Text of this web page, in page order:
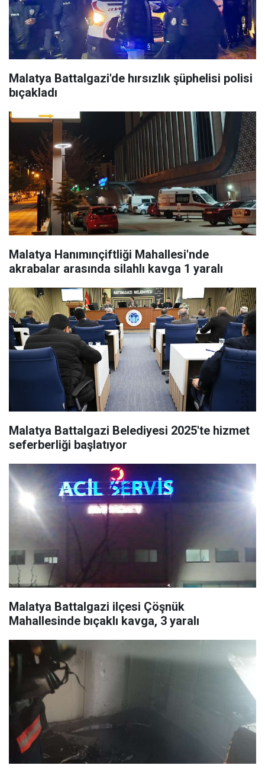
Malatya Battalgazi'de hırsızlık şüphelisi polisi
bıçakladı
Malatya Hanımınçiftliği Mahallesi'nde
akrabalar arasında silahlı kavga 1 yaralı
Malatya Battalgazi Belediyesi 2025'te hizmet
seferberliği başlatıyor
Malatya Battalgazi ilçesi Çöşnük
Mahallesinde bıçaklı kavga, 3 yaralı